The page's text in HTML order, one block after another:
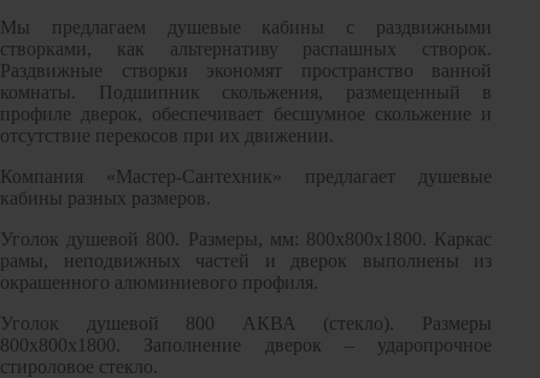
Мы предлагаем душевые кабины с раздвижными
створками, как альтернативу распашных створок.
Раздвижные створки экономят пространство ванной
комнаты. Подшипник скольжения, размещенный в
профиле дверок, обеспечивает бесшумное скольжение и
отсутствие перекосов при их движении.
Компания «Мастер-Сантехник» предлагает душевые
кабины разных размеров.
Уголок душевой 800. Размеры, мм: 800х800х1800. Каркас
рамы, неподвижных частей и дверок выполнены из
окрашенного алюминиевого профиля.
Уголок душевой 800 АКВА (стекло). Размеры
800х800х1800. Заполнение дверок – ударопрочное
стироловое стекло.
Инструмент
Прокладки (Фум. лен. нить) и комплектующие